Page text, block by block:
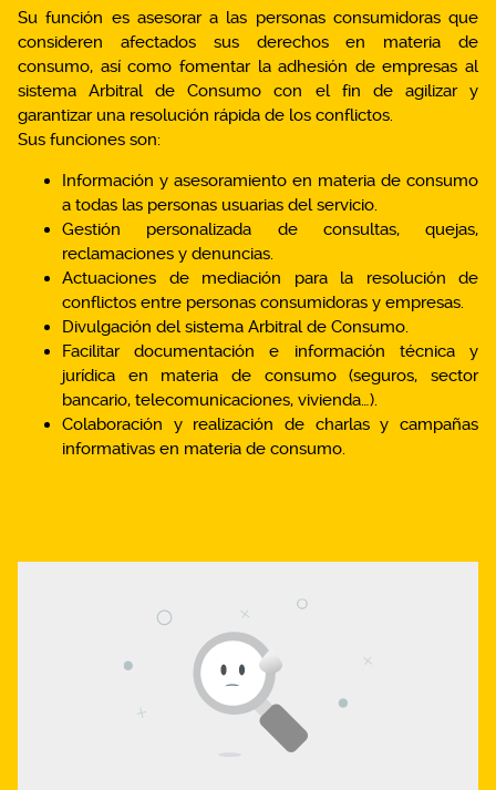
Su función es asesorar a las personas consumidoras que
consideren afectados sus derechos en materia de
consumo, así como fomentar la adhesión de empresas al
sistema Arbitral de Consumo con el fin de agilizar y
garantizar una resolución rápida de los conflictos.
Sus funciones son:
Información y asesoramiento en materia de consumo
a todas las personas usuarias del servicio.
Gestión personalizada de consultas, quejas,
reclamaciones y denuncias.
Actuaciones de mediación para la resolución de
conflictos entre personas consumidoras y empresas.
Divulgación del sistema Arbitral de Consumo.
Facilitar documentación e información técnica y
jurídica en materia de consumo (seguros, sector
bancario, telecomunicaciones, vivienda…).
Colaboración y realización de charlas y campañas
informativas en materia de consumo.